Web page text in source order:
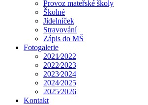
Provoz mateřské školy
Školné
Jídelníček
Stravování
Zápis do MŠ
Fotogalerie
2021⁄2022
2022⁄2023
2023⁄2024
2024⁄2025
2025⁄2026
Kontakt